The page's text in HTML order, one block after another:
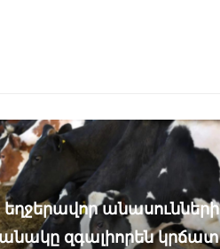
եղջերավոր անասունների
զգալիորեն կրճատ